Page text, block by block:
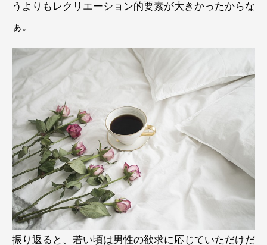
うよりもレクリエーション的要素が大きかったからな
ぁ。
振り返ると、若い頃は男性の欲求に応じていただけだ